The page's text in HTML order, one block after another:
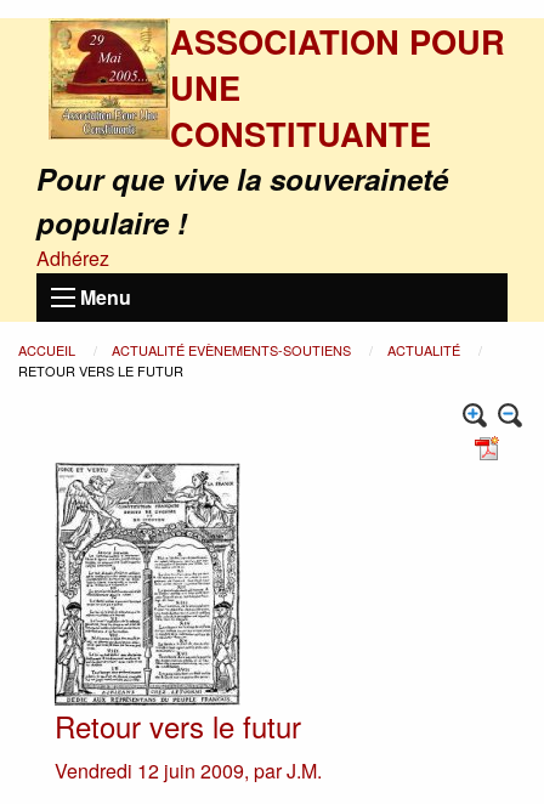
ASSOCIATION POUR
UNE
CONSTITUANTE
Pour que vive la souveraineté
populaire !
Adhérez
Menu
ACCUEIL ACTUALITÉ EVÈNEMENTS-SOUTIENS
ACTUALITÉ
RETOUR VERS LE FUTUR
Retour vers le futur
Vendredi 12 juin 2009, parJ.M.